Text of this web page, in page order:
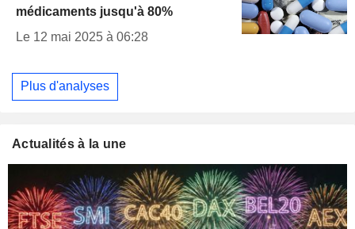
médicaments jusqu'à 80%
Le 12 mai 2025 à 06:28
Plus d'analyses
Actualités à la une